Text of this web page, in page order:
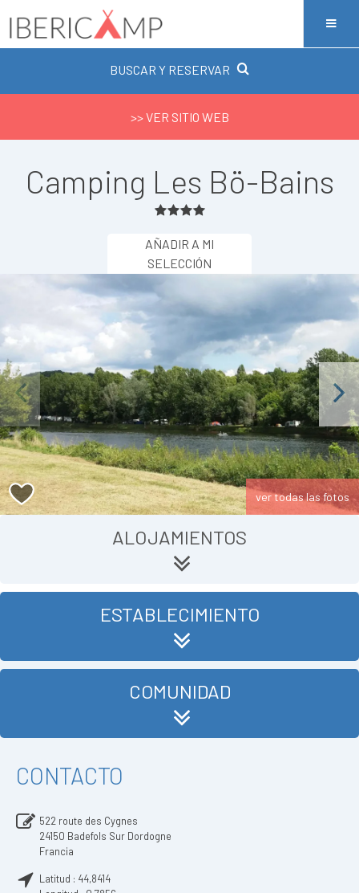
BUSCAR Y RESERVAR
>> VER SITIO WEB
Camping Les Bö-Bains
AÑADIR A MI
SELECCIÓN
Next
ver todas las fotos
ALOJAMIENTOS
ESTABLECIMIENTO
COMUNIDAD
CONTACTO
522 route des Cygnes
24150 Badefols Sur Dordogne
Francia
Latitud : 44,8414